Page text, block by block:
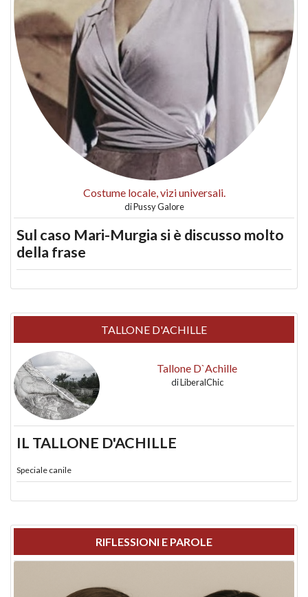
Costume locale, vizi universali.
diPussy Galore
Sul caso Mari-Murgia si è discusso molto
della frase
TALLONE D'ACHILLE
Tallone D`Achille
diLiberalChic
IL TALLONE D'ACHILLE
Speciale canile
RIFLESSIONI E PAROLE